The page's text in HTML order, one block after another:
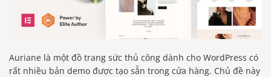
Auriane là một đồ trang sức thủ công dành cho WordPress có
rất nhiều bản demo được tạo sẵn trong cửa hàng. Chủ đề này